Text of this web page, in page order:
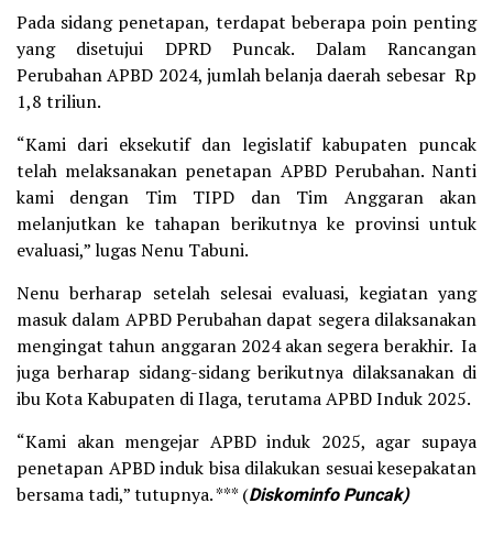
Pada sidang penetapan, terdapat beberapa poin penting
yang disetujui DPRD Puncak. Dalam Rancangan
Perubahan APBD 2024, jumlah belanja daerah sebesar Rp
1,8 triliun.
“Kami dari eksekutif dan legislatif kabupaten puncak
telah melaksanakan penetapan APBD Perubahan. Nanti
kami dengan Tim TIPD dan Tim Anggaran akan
melanjutkan ke tahapan berikutnya ke provinsi untuk
evaluasi,” lugas Nenu Tabuni.
Nenu berharap setelah selesai evaluasi, kegiatan yang
masuk dalam APBD Perubahan dapat segera dilaksanakan
mengingat tahun anggaran 2024 akan segera berakhir. Ia
juga berharap sidang-sidang berikutnya dilaksanakan di
ibu Kota Kabupaten di Ilaga, terutama APBD Induk 2025.
“Kami akan mengejar APBD induk 2025, agar supaya
penetapan APBD induk bisa dilakukan sesuai kesepakatan
bersama tadi,” tutupnya. *** (Diskominfo Puncak)